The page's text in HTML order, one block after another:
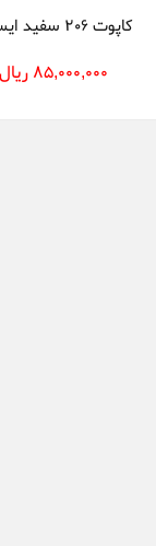
کاپوت 206 سفید ایساکو
85,000,000 ریال